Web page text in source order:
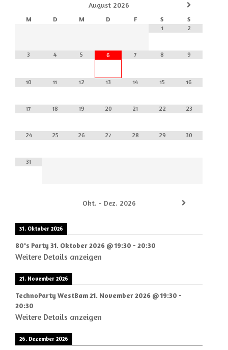
August 2026
M D M D F S
S
1
2
3 4 5 6 7 8 9
10 11 12 13 14 15 16
17 18 19 20 21 22 23
24 25 26 27 28 29 30
31
Okt. - Dez. 2026
31. Oktober 2026
80's Party31. Oktober 2026 @19:30 - 20:30
Weitere Details anzeigen
21. November 2026
TechnoParty WestBam21. November 2026 @19:30 -
20:30
Weitere Details anzeigen
26. Dezember 2026